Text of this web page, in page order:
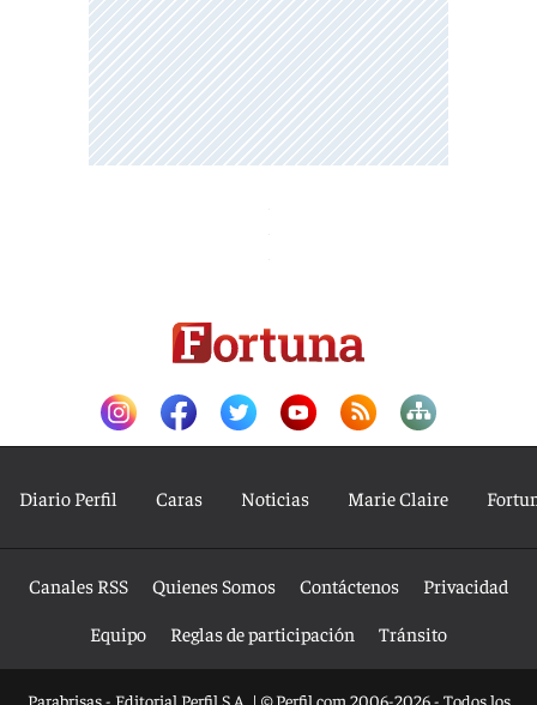
Diario Perfil Caras Noticias Marie Claire
Canales RSS Quienes Somos Contáctenos
Privacidad
Equipo
Reglas de participación Tránsito
Parabrisas - Editorial Perfil S.A. | © Perfil.com 2006-2026 - Todos los